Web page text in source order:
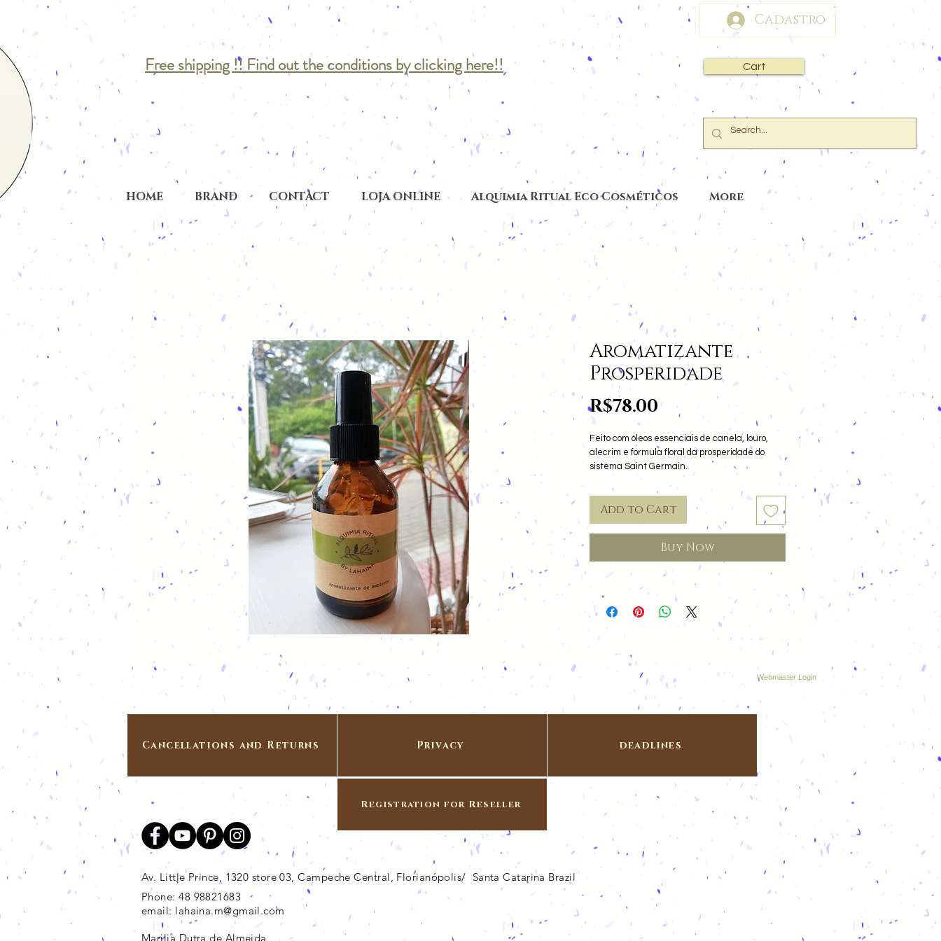
Free shipping !! Find out the conditions by clicking here!!
Cadastro
Cart
HOME BRAND CONTACT LOJA ONLINE Alquimia Ritual Eco Cosméticos More
Aromatizante
Prosperidade
R$78.00 Price
Feito com óleos essenciais de canela, louro,
alecrim e formula floral da prosperidade do
sistema Saint Germain.
120ml
Add to Cart
Buy Now
Webmaster Login
Cancellations and Returns Privacy deadlines
Registration for Reseller
Av. Little Prince, 1320 store 03, Campeche Central, Florianópolis/ Santa Catarina Brazil
Phone: 48 98821683
email: lahaina.m@gmail.com
Marilia Dutra de Almeida